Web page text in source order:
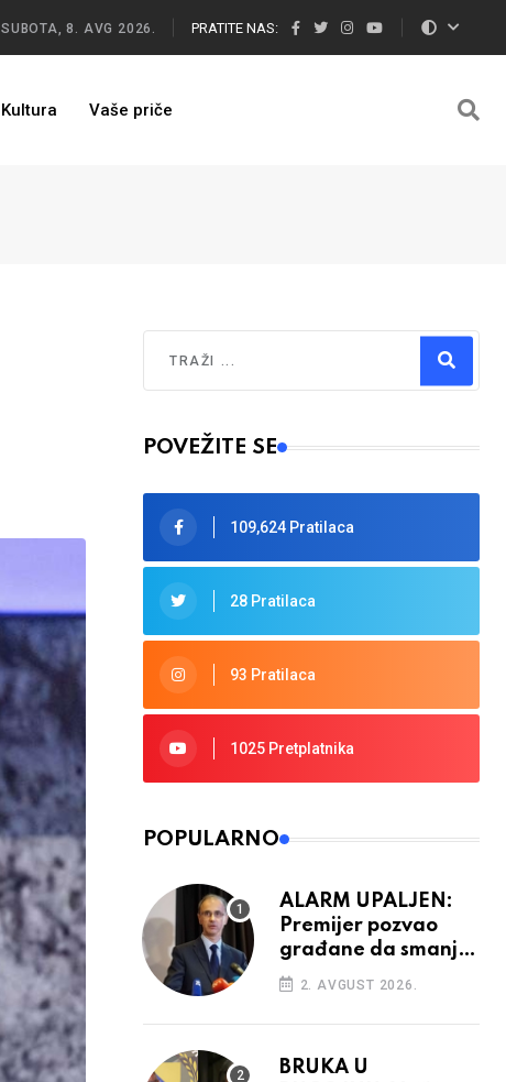
SUBOTA, 8. AVG 2026. PRATITE NAS:
Kultura Vaše priče
Type 2 or more characters for results.
POVEŽITE SE
109,624 Pratilaca
28 Pratilaca
93 Pratilaca
1025 Pretplatnika
POPULARNO
ALARM UPALJEN:
Premijer pozvao
građane da smanje
potrošnju struje
2. AVGUST 2026.
BRUKA U